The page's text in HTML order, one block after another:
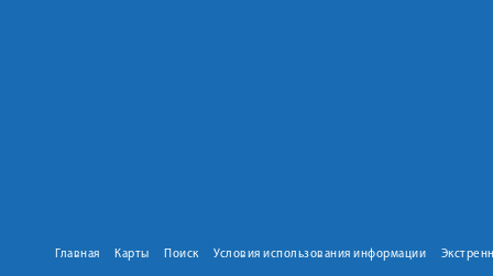
Главная Карты Поиск Условия использования информации